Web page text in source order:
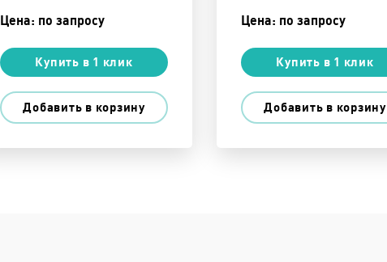
Цена: по запросу
Купить в 1 клик
Добавить в корзину
Цена: по запросу
Купить в 1 клик
Добавить в корзину